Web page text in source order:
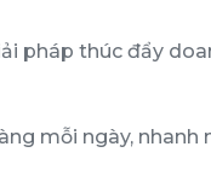
pháp thúc đẩy
mỗi ngày, nhanh